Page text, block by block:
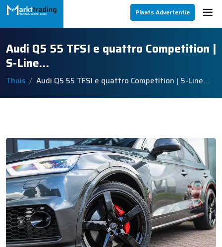
Plaats Advertentie
Audi Q5 55 TFSI e quattro Competition |
S-Line…
Thuis Audi Q5 55 TFSI e quattro Competition | S-Line…